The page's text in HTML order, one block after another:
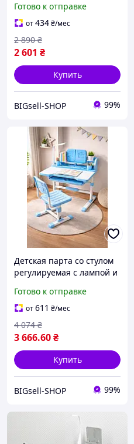
Готово к отправке
от434₴/мес
2 601 ₴
2 890 ₴
Купить
BIGsell-SHOP 99%
Детская парта со стулом
регулируемая с лампой и
Синий
Готово к отправке
от611 ₴/мес
3 666.60₴
4 074 ₴
Купить
BIGsell-SHOP 99%